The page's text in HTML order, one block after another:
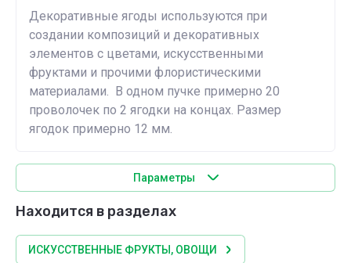
Декоративные ягоды используются при
создании композиций и декоративных
элементов с цветами, искусственными
фруктами и прочими флористическими
материалами. В одном пучке примерно 20
проволочек по 2 ягодки на концах. Размер
ягодок примерно 12 мм.
Параметры
Находится в разделах
ИСКУССТВЕННЫЕ ФРУКТЫ, ОВОЩИ